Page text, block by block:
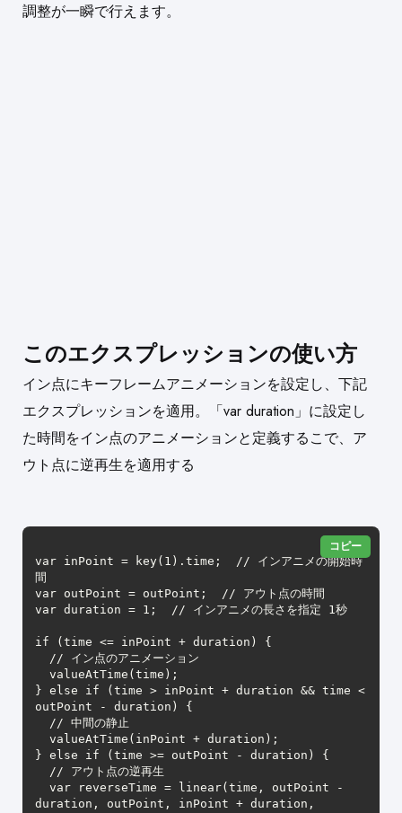
調整が一瞬で行えます。
このエクスプレッションの使い方
イン点にキーフレームアニメーションを設定し、下記
エクスプレッションを適用。「var duration」に設定し
た時間をイン点のアニメーションと定義するこで、ア
ウト点に逆再生を適用する
var inPoint = key(1).time;  // インアニメの開始時
間
var outPoint = outPoint;  // アウト点の時間
var duration = 1;  // インアニメの長さを指定 1秒
if (time <= inPoint + duration) {
} else if (time > inPoint + duration && time <
outPoint - duration) {
} else if (time >= outPoint - duration) {
duration, outPoint, inPoint + duration,
コピー